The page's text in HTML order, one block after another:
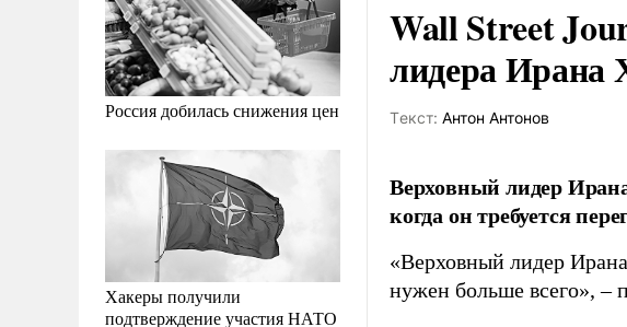
Россия добилась снижения цен
Хакеры получили
подтверждение участия НАТО
Wall Street
лидера Ирана
Tекст: Антон Антонов
Верховный лидер
когда он требуется
«Верховный лидер
нужен больше всего», –